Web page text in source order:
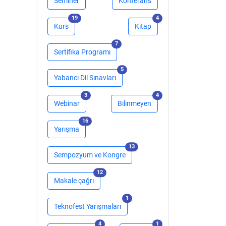
Kurs
19adet
Kitap
4adet
Sertifika Programı
7adet
Yabancı Dil Sınavları
5adet
Webinar
3adet
Bilinmeyen
4adet
Yarışma
16adet
Sempozyum ve Kongre
13adet
Makale çağrı
12adet
Teknofest Yarışmaları
1 adet
4adet 1 adet